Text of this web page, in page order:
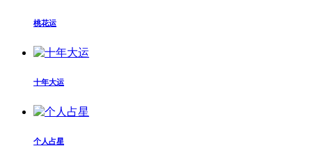
桃花运
十年大运
个人占星